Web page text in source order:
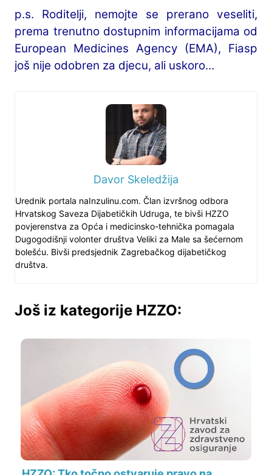
p.s. Roditelji, nemojte se prerano veseliti,
prema trenutno dostupnim informacijama od
European Medicines Agency (EMA), Fiasp
još nije odobren za djecu, ali uskoro…
Davor Skeledžija
Urednik portala naInzulinu.com. Član izvršnog odbora
Hrvatskog Saveza Dijabetičkih Udruga, te bivši HZZO
povjerenstva za Opća i medicinsko-tehnička pomagala
Dugogodišnji volonter društva Veliki za Male sa šećernom
bolešću. Bivši predsjednik Zagrebačkog dijabetičkog
društva.
Još iz kategorije HZZO: